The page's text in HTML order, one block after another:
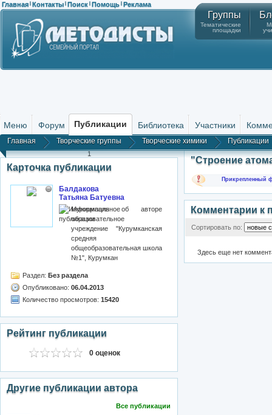
Главная | Контакты | Поиск | Помощь | Реклама
Группы
Тематические
площадки
Меню Форум Публикации Библиотека Участники
Главная Творческие группы Творческие химики Публикации
1
Карточка публикации
Балдакова
Татьяна Батуевна
Муниципальное
образовательное
учреждение "Курумканская
средняя
общеобразовательная школа
№1", Курумкан
Раздел: Без раздела
Опубликовано: 06.04.2013
Количество просмотров: 15420
Рейтинг публикации
0 оценок
Другие публикации автора
Все публикации
"Строение
Прикрепленный
Комментарии к
Сортировать по:
Здесь еще нет